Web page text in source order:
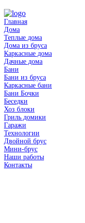
Главная
Дома
Теплые дома
Дома из бруса
Каркасные дома
Дачные дома
Бани
Бани из бруса
Каркасные бани
Бани Бочки
Беседки
Хоз блоки
Гриль домики
Гаражи
Технологии
Двойной брус
Мини-брус
Наши работы
Контакты